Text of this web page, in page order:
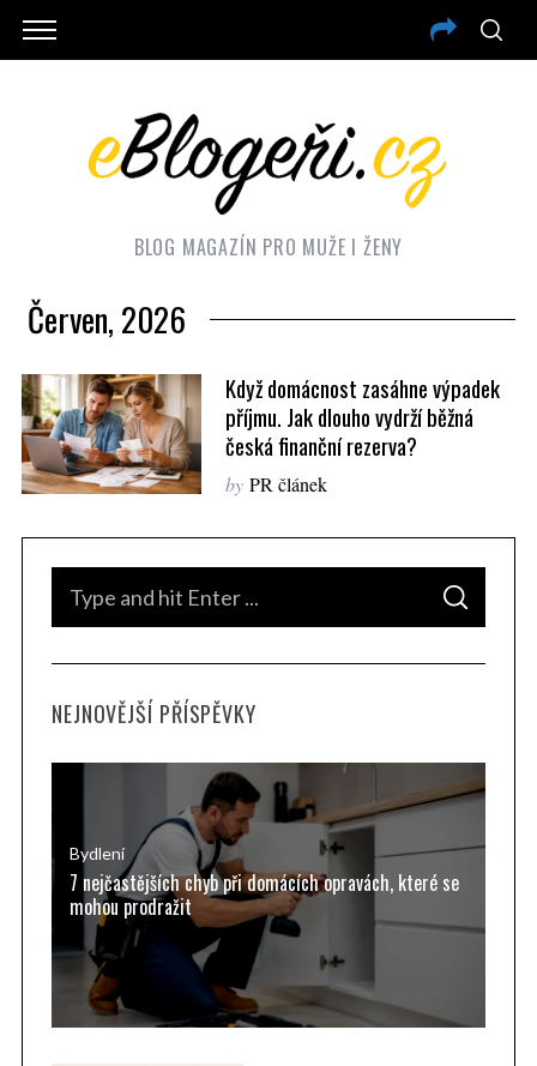
BLOG MAGAZÍN PRO MUŽE I ŽENY
Červen, 2026
Když domácnost zasáhne výpadek
příjmu. Jak dlouho vydrží běžná
česká finanční rezerva?
by PR článek
c
S
A
C
NEJNOVĚJŠÍ PŘÍSPĚVKY
Bydlení
7 nejčastějších chyb při domácích opravách, které se
mohou prodražit